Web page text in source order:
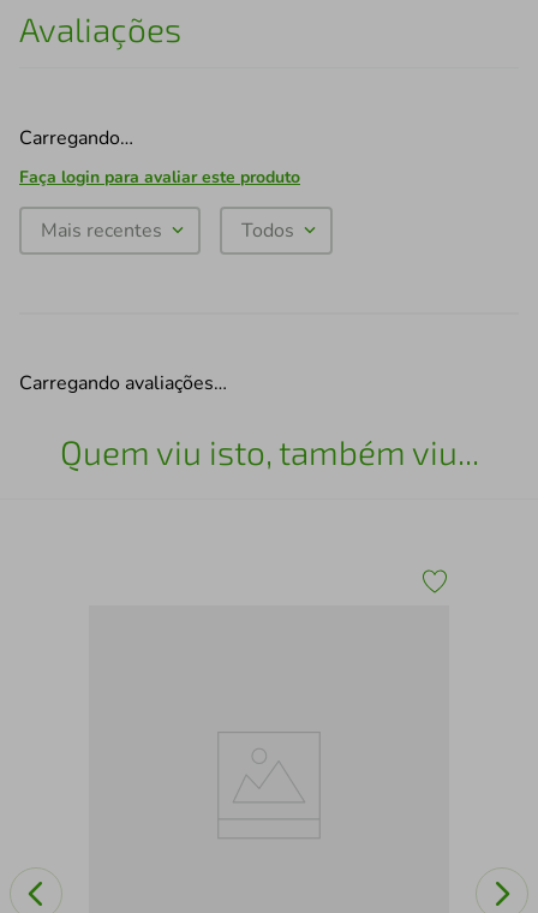
Avaliações
Carregando…
Faça login para avaliar este produto
Mais recentes Todos
Carregando avaliações…
Quem viu isto, também viu...